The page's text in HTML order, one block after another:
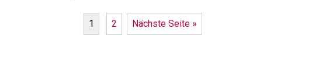
1 2 Nächste Seite »